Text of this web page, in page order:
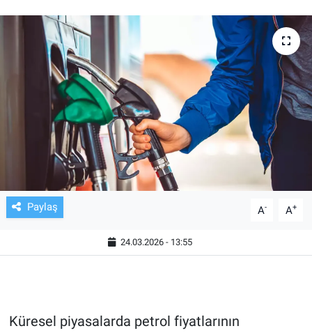
Paylaş A- A+
24.03.2026 - 13:55
Küresel piyasalarda petrol fiyatlarının
ALT LIGLER
TV VE SİNEMA
BASKETBOL
SAĞLIK
GENEL
KÜLTÜR SANAT
EĞİTİM